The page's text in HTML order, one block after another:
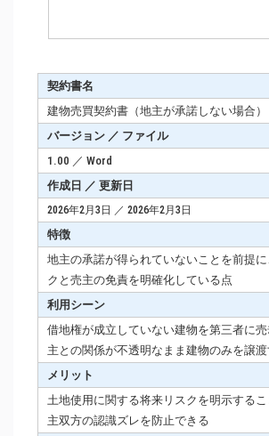
契約書名
建物売買契約書（地主が承諾しない場合）
バージョン ／ ファイル
1.00 ／ Word
作成日 ／ 更新日
2026年2月3日 ／ 2026年2月3日
特徴
地主の承諾が得られていないことを前提
クと売主の免責を明確化している点
利用シーン
借地権が成立していない建物を第三者に
主との関係が不透明なまま建物のみを譲
メリット
土地使用に関する将来リスクを明示する
主双方の認識ズレを防止できる